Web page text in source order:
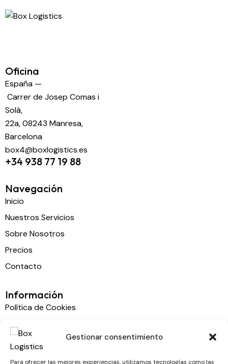
Gestionar consentimiento
Para ofrecer las mejores experiencias, utilizamos tecnologías como las
Oficina
España —
Carrer de Josep Comas i
Solà,
22a, 08243 Manresa,
Barcelona
box4@boxlogistics.es
+34 938 77 19 88
Navegación
Inicio
Nuestros Servicios
Sobre Nosotros
Precios
Contacto
Información
Política de Cookies
Declaración de Accesibilidad